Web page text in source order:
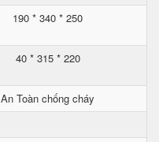
190 * 340 * 250
40 * 315 * 220
An Toàn chống cháy